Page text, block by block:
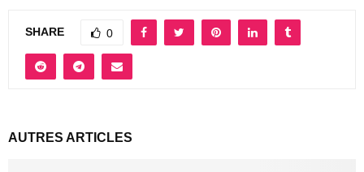
SHARE 0
AUTRES ARTICLES